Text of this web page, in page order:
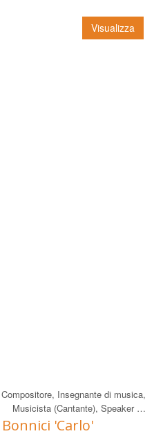
Visualizza
Insegnante di musica,
Musicista (Cantante), Speaker …
'Carlo'